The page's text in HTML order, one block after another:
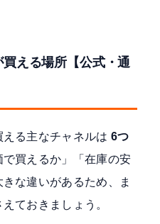
える場所【公式・通
える主なチャネルは6つ
買えるか」「在庫の安
な違いがあるため、ま
ておきましょう。